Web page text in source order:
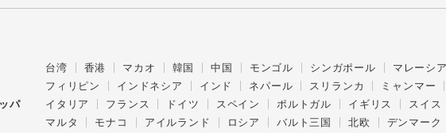
台湾 香港 マカオ 韓国 中国 モンゴル シンガポール マレーシア
フィリピン
インドネシア インド ネパール スリランカ ミャンマー
パ
イタリア フランス ドイツ スペイン ポルトガル イギリス スイス
マルタ
モナコ アイルランド ロシア バルト三国 北欧 デンマーク